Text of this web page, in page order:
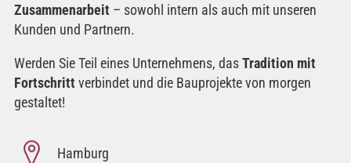
Zusammenarbeit – sowohl intern als auch mit unseren
Kunden und Partnern.
Werden Sie Teil eines Unternehmens, dasTradition mit
Fortschritt verbindet und die Bauprojekte von morgen
gestaltet!
Hamburg